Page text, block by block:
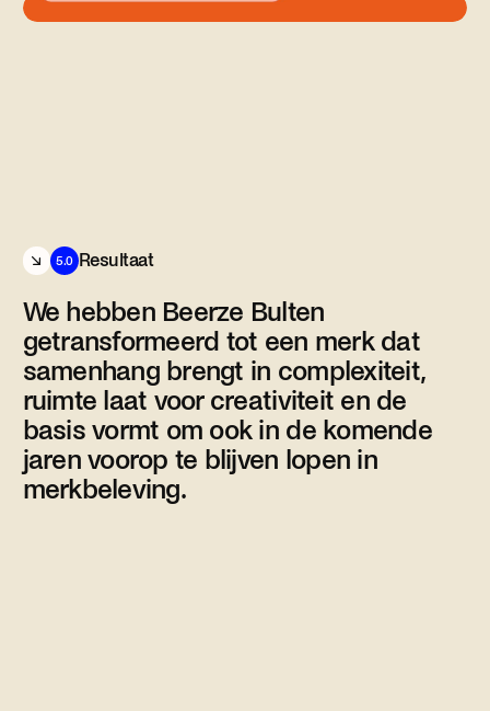
5.0 Resultaat
We hebben Beerze Bulten
getransformeerd tot een merk dat
samenhang brengt in complexiteit,
ruimte laat voor creativiteit en de
basis vormt om ook in de komende
jaren voorop te blijven lopen in
merkbeleving.